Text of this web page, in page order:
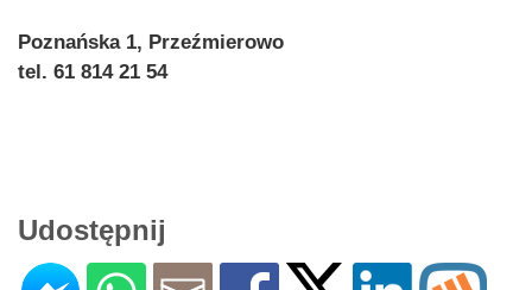
Poznańska 1, Przeźmierowo
tel. 61 814 21 54
Udostępnij